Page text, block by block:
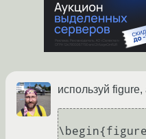
используй figure,